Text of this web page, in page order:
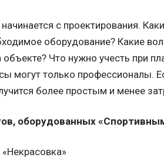
с проектирования.
оборудование? Какие
Что нужно учесть при
могут только профессионалы.
более простым и менее
оборудованных